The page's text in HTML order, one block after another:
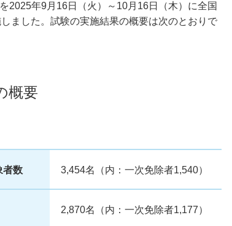
2025年9月16日（火）～10月16日（木）に全国
ました。試験の実施結果の概要は次のとおりで
概要
者数 3,454名（内：一次免除者1,540）
2,870名（内：一次免除者1,177）